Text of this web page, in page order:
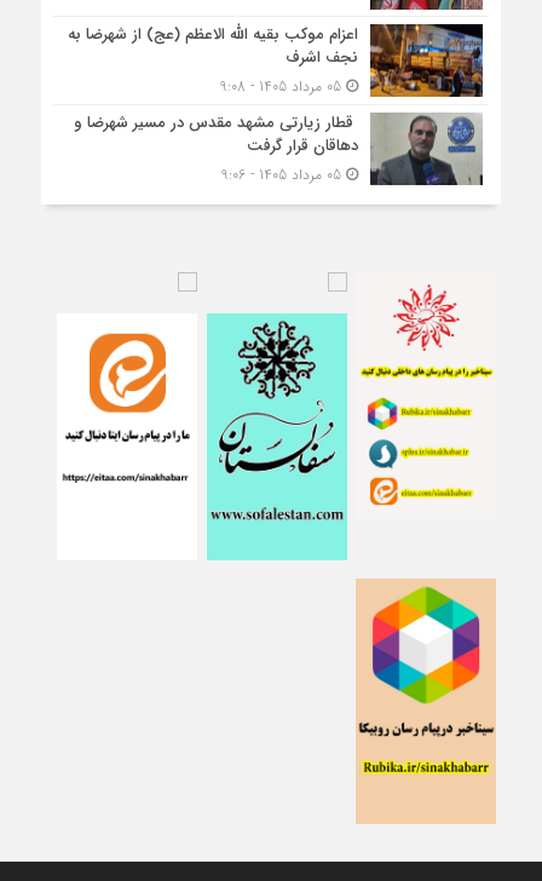
اعزام موکب بقیه الله الاعظم (عج) از شهرضا به
نجف اشرف
05 مرداد 1405 - 9:08
قطار زیارتی مشهد مقدس در مسیر شهرضا و
دهاقان قرار گرفت
05 مرداد 1405 - 9:06